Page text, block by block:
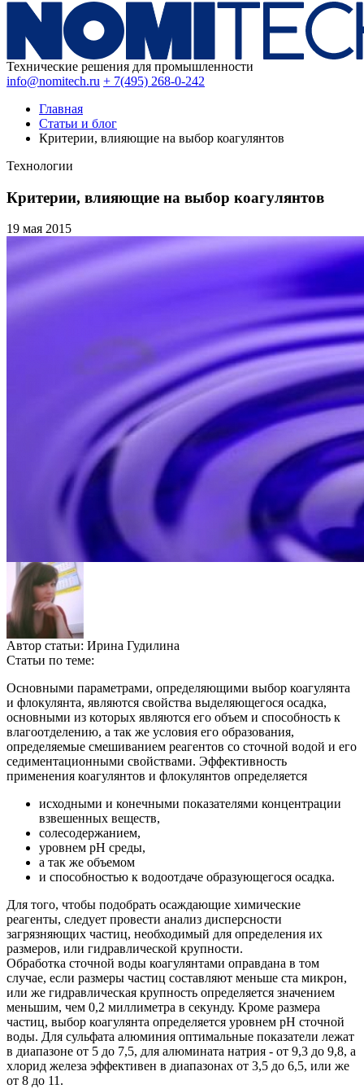
Технические решения для промышленности
info@nomitech.ru + 7(495) 268-0-242
Главная
Статьи и блог
Критерии, влияющие на выбор коагулянтов
Технологии
Критерии, влияющие на выбор коагулянтов
19 мая 2015
Автор статьи: Ирина Гудилина
Статьи по теме:
Основными параметрами, определяющими выбор коагулянта
и флокулянта, являются свойства выделяющегося осадка,
основными из которых являются его объем и способность к
влагоотделению, а так же условия его образования,
определяемые смешиванием реагентов со сточной водой и его
седиментационными свойствами. Эффективность
применения коагулянтов и флокулянтов определяется
исходными и конечными показателями концентрации
взвешенных веществ,
солесодержанием,
уровнем рН среды,
а так же объемом
и способностью к водоотдаче образующегося осадка.
Для того, чтобы подобрать осаждающие химические
реагенты, следует провести анализ дисперсности
загрязняющих частиц, необходимый для определения их
размеров, или гидравлической крупности.
Обработка сточной воды коагулянтами оправдана в том
случае, если размеры частиц составляют меньше ста микрон,
или же гидравлическая крупность определяется значением
меньшим, чем 0,2 миллиметра в секунду. Кроме размера
частиц, выбор коагулянта определяется уровнем рН сточной
воды. Для сульфата алюминия оптимальные показатели лежат
в диапазоне от 5 до 7,5, для алюмината натрия - от 9,3 до 9,8, а
хлорид железа эффективен в диапазонах от 3,5 до 6,5, или же
от 8 до 11.